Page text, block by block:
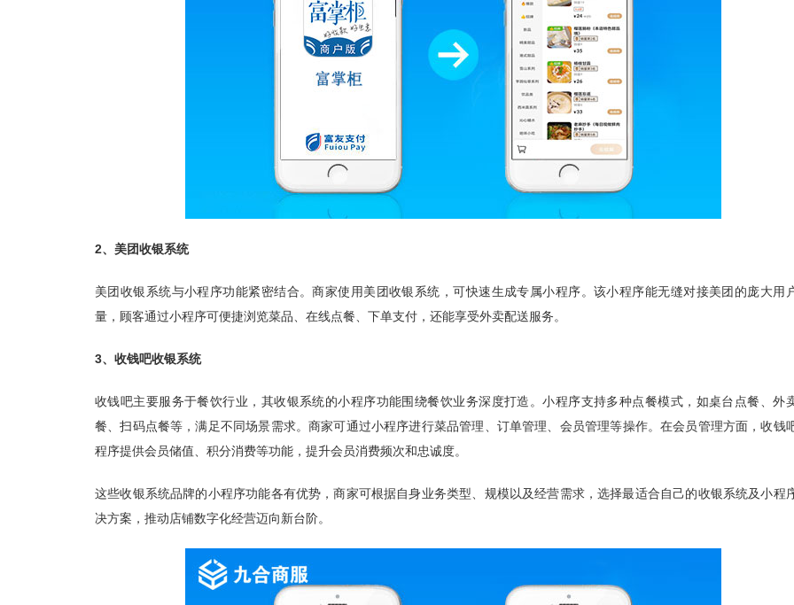
2、美团收银系统
美团收银系统与小程序功能紧密结合。商家使用美团收银系统，可快速生成专属小程序。该小程序能无缝对接美团的庞大用
量，顾客通过小程序可便捷浏览菜品、在线点餐、下单支付，还能享受外卖配送服务。
3、收钱吧收银系统
收钱吧主要服务于餐饮行业，其收银系统的小程序功能围绕餐饮业务深度打造。小程序支持多种点餐模式，如桌台点餐、外
餐、扫码点餐等，满足不同场景需求。商家可通过小程序进行菜品管理、订单管理、会员管理等操作。在会员管理方面，收钱
程序提供会员储值、积分消费等功能，提升会员消费频次和忠诚度。
这些收银系统品牌的小程序功能各有优势，商家可根据自身业务类型、规模以及经营需求，选择最适合自己的收银系统及小程
决方案，推动店铺数字化经营迈向新台阶。